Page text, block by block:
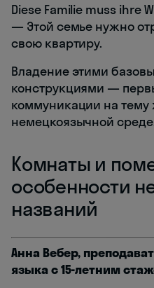
Diese Familie muss ihre
— Этой семье нужно
свою квартиру.
Владение этими
конструкциями —
коммуникации на тему
немецкоязычной
Комнаты и
особенности
названий
Анна Вебер,
языка с 15-летним